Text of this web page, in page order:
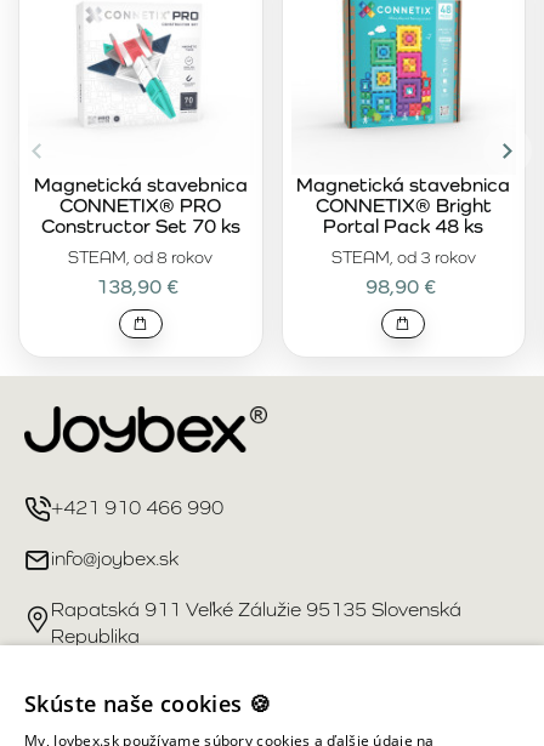
STEAM, od 8 rokov
Magnetická stavebnica
CONNETIX® PRO
Constructor Set 70 ks
138,90 €
STEAM, od 3 rokov
Magnetická stavebnica
CONNETIX® Bright
Portal Pack 48 ks
98,90 €
+421 910 466 990
info@joybex.sk
Rapatská 911 Veľké Zálužie 95135 Slovenská
Republika
Užitočné odkazy
Skúste naše cookies 🍪
My, Joybex.sk používame súbory cookies a ďalšie údaje na